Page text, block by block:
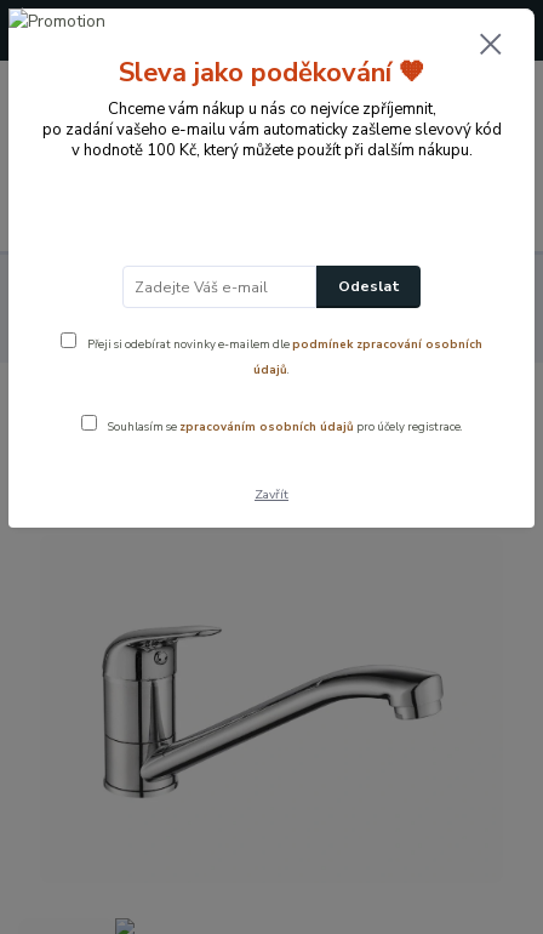
+420 724 722 973
0 Kč
Koupelnové vybavení a doplňky Vodovodní baterie
Kuchyňská stojánková baterie PLUTO – chrom, otočné
ramínko
Kuchyňská stojánková baterie PLUTO –
Sleva jako poděkování 🧡
Chceme vám nákup u nás co nejvíce zpříjemnit,
po zadání vašeho e-mailu vám automaticky zašleme slevový kód
v hodnotě 100 Kč, který můžete použít při dalším nákupu.
Odeslat
Přeji si odebírat novinky e-mailem dlepodmínek zpracování osobních
údajů.
Souhlasím se zpracováním osobních údajů pro účely registrace.
Zavřít